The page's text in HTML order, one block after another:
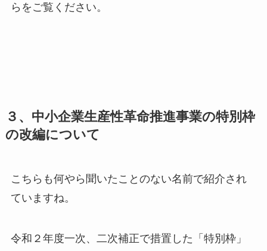
らをご覧ください。
３、中小企業生産性革命推進事業の特別枠
の改編について
こちらも何やら聞いたことのない名前で紹介され
ていますね。
令和２年度一次、二次補正で措置した「特別枠」